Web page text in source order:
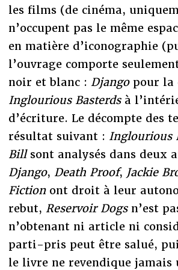
les films (de cinéma,
n’occupent pas le même
en matière d’iconographie
l’ouvrage comporte
noir et blanc : Djangopour la
Inglourious Basterds à
d’écriture. Le décompte des
résultat suivant : Inglourious
Bill sont analysés dans deux
Django, Death Proof, Jackie
Fictionont droit à leur
rebut, Reservoir Dogsn’est
n’obtenant ni article ni
parti-pris peut être salué,
le livre ne revendique jamais